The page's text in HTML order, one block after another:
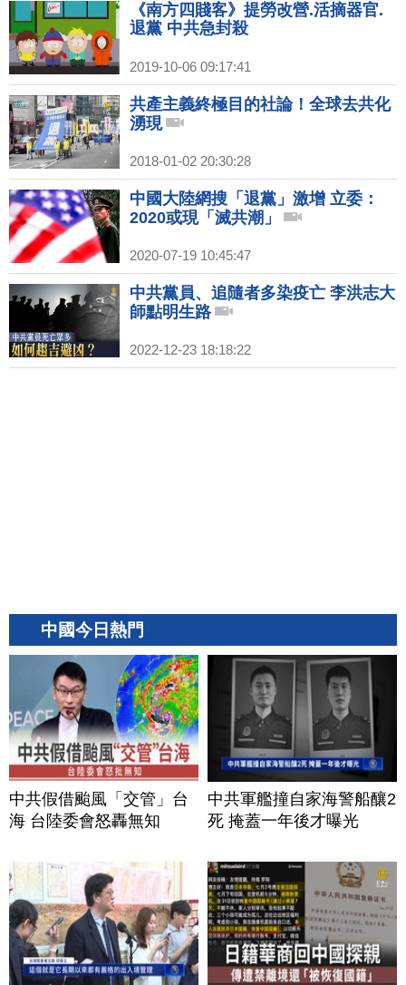
《南方四賤客》提勞改營.活摘器官.
退黨 中共急封殺
2019-10-06 09:17:41
共產主義終極目的社論！全球去共化
湧現
2018-01-02 20:30:28
中國大陸網搜「退黨」激增 立委：
2020或現「滅共潮」
2020-07-19 10:45:47
中共黨員、追隨者多染疫亡 李洪志大
師點明生路
2022-12-23 18:18:22
中國今日熱門
中共假借颱風「交管」台
海 台陸委會怒轟無知
中共軍艦撞自家海警船釀2
死 掩蓋一年後才曝光